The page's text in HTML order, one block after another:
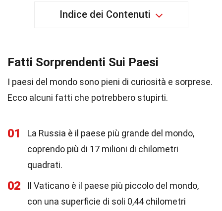
Indice dei Contenuti
Fatti Sorprendenti Sui Paesi
I paesi del mondo sono pieni di curiosità e sorprese.
Ecco alcuni fatti che potrebbero stupirti.
01
La Russia è il paese più grande del mondo,
coprendo più di 17 milioni di chilometri
quadrati.
02
Il Vaticano è il paese più piccolo del mondo,
con una superficie di soli 0,44 chilometri